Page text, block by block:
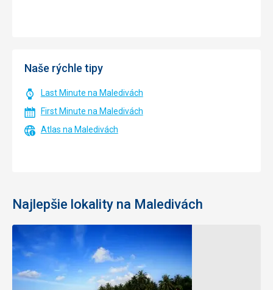
Naše rýchle tipy
Last Minute na Maledivách
First Minute na Maledivách
Atlas na Maledivách
Najlepšie lokality na Maledivách
Atol
Severný
Atol